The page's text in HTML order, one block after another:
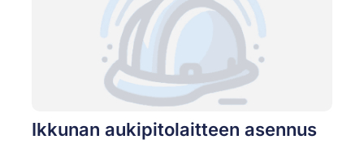
Ikkunan aukipitolaitteen asennus